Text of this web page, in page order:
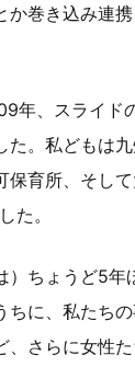
か巻き込み連
年、スライド
た。私どもは
育所、そし
た。
）ちょうど5
ちに、私たち
、さらに女性